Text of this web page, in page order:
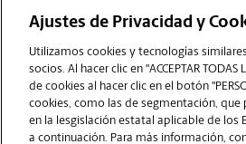
Copyright © 1994-2026.
The UPS Store | Aviso de Privacidad |
PERSONALIZAR COOKIES
Ajustes de Privacidad y
Utilizamos cookies y tecnologías
socios. Al hacer clic en "ACCEPTAR
de cookies al hacer clic en el botón
cookies, como las de segmentación,
en la lesgislación estatal aplicable de los
a continuación. Para más información,